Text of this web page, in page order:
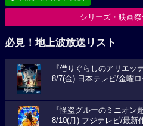
シリーズ・映画
必見！地上波放送リスト
『借りぐらしのアリエッ
8/7(金) 日本テレビ/金曜
『怪盗グルーのミニオン
8/10(月) フジテレビ/最新